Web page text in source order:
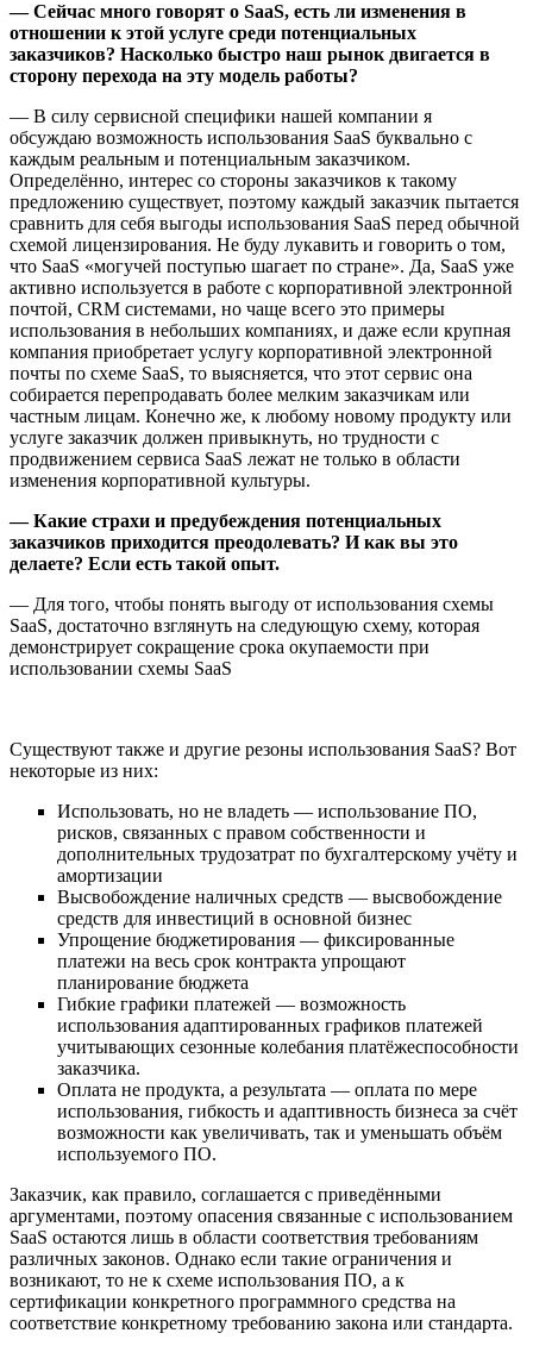
— Сейчас много говорят о SaaS, есть ли изменения в
отношении к этой услуге среди потенциальных
заказчиков? Насколько быстро наш рынок двигается в
сторону перехода на эту модель работы?
— В силу сервисной специфики нашей компании я
обсуждаю возможность использования SaaS буквально с
каждым реальным и потенциальным заказчиком.
Определённо, интерес со стороны заказчиков к такому
предложению существует, поэтому каждый заказчик пытается
сравнить для себя выгоды использования SaaS перед обычной
схемой лицензирования. Не буду лукавить и говорить о том,
что SaaS «могучей поступью шагает по стране». Да, SaaS уже
активно используется в работе с корпоративной электронной
почтой, CRM системами, но чаще всего это примеры
использования в небольших компаниях, и даже если крупная
компания приобретает услугу корпоративной электронной
почты по схеме SaaS, то выясняется, что этот сервис она
собирается перепродавать более мелким заказчикам или
частным лицам. Конечно же, к любому новому продукту или
услуге заказчик должен привыкнуть, но трудности с
продвижением сервиса SaaS лежат не только в области
изменения корпоративной культуры.
— Какие страхи и предубеждения потенциальных
заказчиков приходится преодолевать? И как вы это
делаете? Если есть такой опыт.
— Для того, чтобы понять выгоду от использования схемы
SaaS, достаточно взглянуть на следующую схему, которая
демонстрирует сокращение срока окупаемости при
использовании схемы SaaS
Существуют также и другие резоны использования SaaS? Вот
некоторые из них:
Использовать, но не владеть — использование ПО,
рисков, связанных с правом собственности и
дополнительных трудозатрат по бухгалтерскому учёту и
амортизации
Высвобождение наличных средств — высвобождение
средств для инвестиций в основной бизнес
Упрощение бюджетирования — фиксированные
платежи на весь срок контракта упрощают
планирование бюджета
Гибкие графики платежей — возможность
использования адаптированных графиков платежей
учитывающих сезонные колебания платёжеспособности
заказчика.
Оплата не продукта, а результата — оплата по мере
использования, гибкость и адаптивность бизнеса за счёт
возможности как увеличивать, так и уменьшать объём
используемого ПО.
Заказчик, как правило, соглашается с приведёнными
аргументами, поэтому опасения связанные с использованием
SaaS остаются лишь в области соответствия требованиям
различных законов. Однако если такие ограничения и
возникают, то не к схеме использования ПО, а к
сертификации конкретного программного средства на
соответствие конкретному требованию закона или стандарта.